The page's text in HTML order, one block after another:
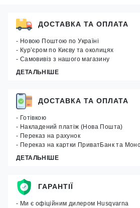
ДОСТАВКА ТА ОПЛАТА
- Новою Поштою по Україні
- Кур’єром по Києву та околицях
- Самовивіз з нашого магазину
ДЕТАЛЬНІШЕ
ДОСТАВКА ТА ОПЛАТА
- Готівкою
- Накладений платіж (Нова Пошта)
- Переказ на рахунок
- Переказ на картки ПриватБанк та
ДЕТАЛЬНІШЕ
ГАРАНТІЇ
- Ми є офіційним дилером Husqvarna